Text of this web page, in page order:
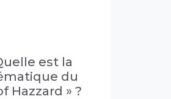
est la
du
Hazzard » ?